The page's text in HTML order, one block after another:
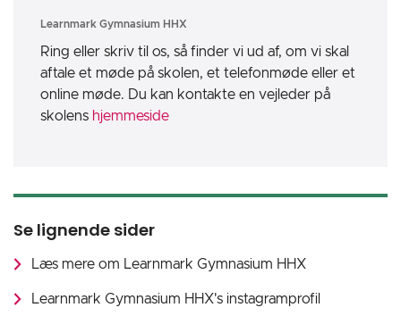
Learnmark Gymnasium HHX
Ring eller skriv til os, så finder vi ud af, om vi skal
aftale et møde på skolen, et telefonmøde eller et
online møde. Du kan kontakte en vejleder på
skolens hjemmeside
Se lignende sider
Læs mere om Learnmark Gymnasium HHX
Learnmark Gymnasium HHX's instagramprofil